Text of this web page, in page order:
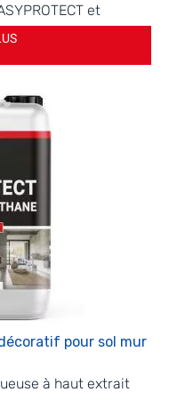
et
pour sol mur
à haut extrait